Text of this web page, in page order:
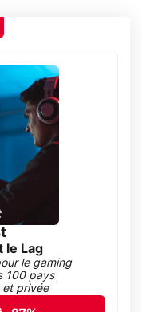
le Lag
le gaming
100 pays
et privée